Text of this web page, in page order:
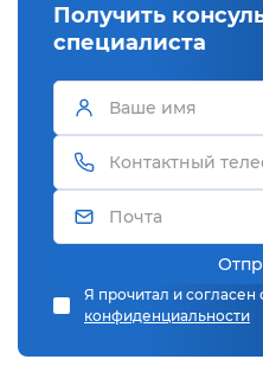
Получить
специалиста
Я прочитал и согласен
конфиденциальности